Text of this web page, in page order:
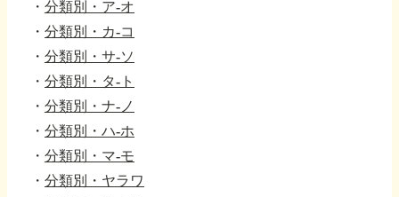
・ 分類別・ア-オ
・ 分類別・カ-コ
・ 分類別・サ-ソ
・ 分類別・タ-ト
・ 分類別・ナ-ノ
・ 分類別・ハ-ホ
・ 分類別・マ-モ
・ 分類別・ヤラワ